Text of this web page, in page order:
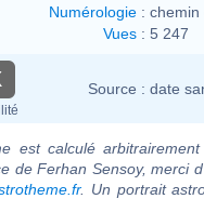
Numérologie : chemin
Vues : 5 247
Source : date
est calculé
de Ferhan Sensoy, merci
. Un portrait